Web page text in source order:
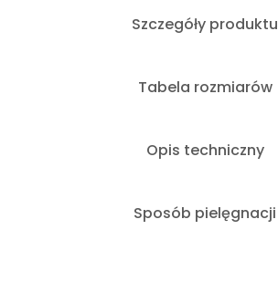
Szczegóły produktu
Tabela rozmiarów
Opis techniczny
Sposób pielęgnacji